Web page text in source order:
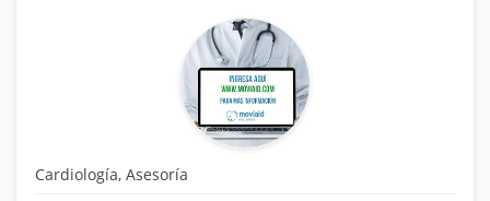
Cardiología, Asesoría